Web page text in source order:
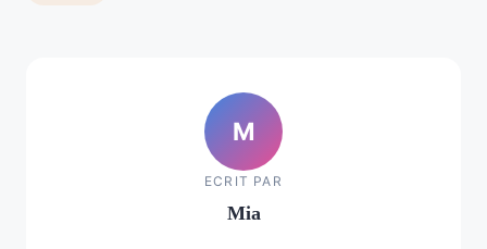
M
ECRIT PAR
Mia